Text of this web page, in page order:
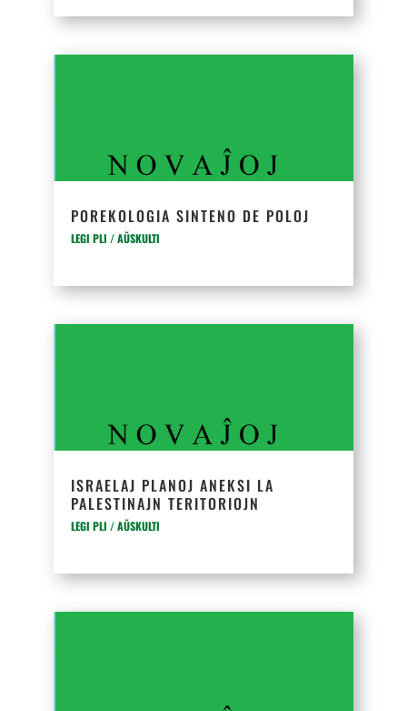
POREKOLOGIA SINTENO DE POLOJ
LEGI PLI / AŬSKULTI
ISRAELAJ PLANOJ ANEKSI LA
PALESTINAJN TERITORIOJN
LEGI PLI / AŬSKULTI